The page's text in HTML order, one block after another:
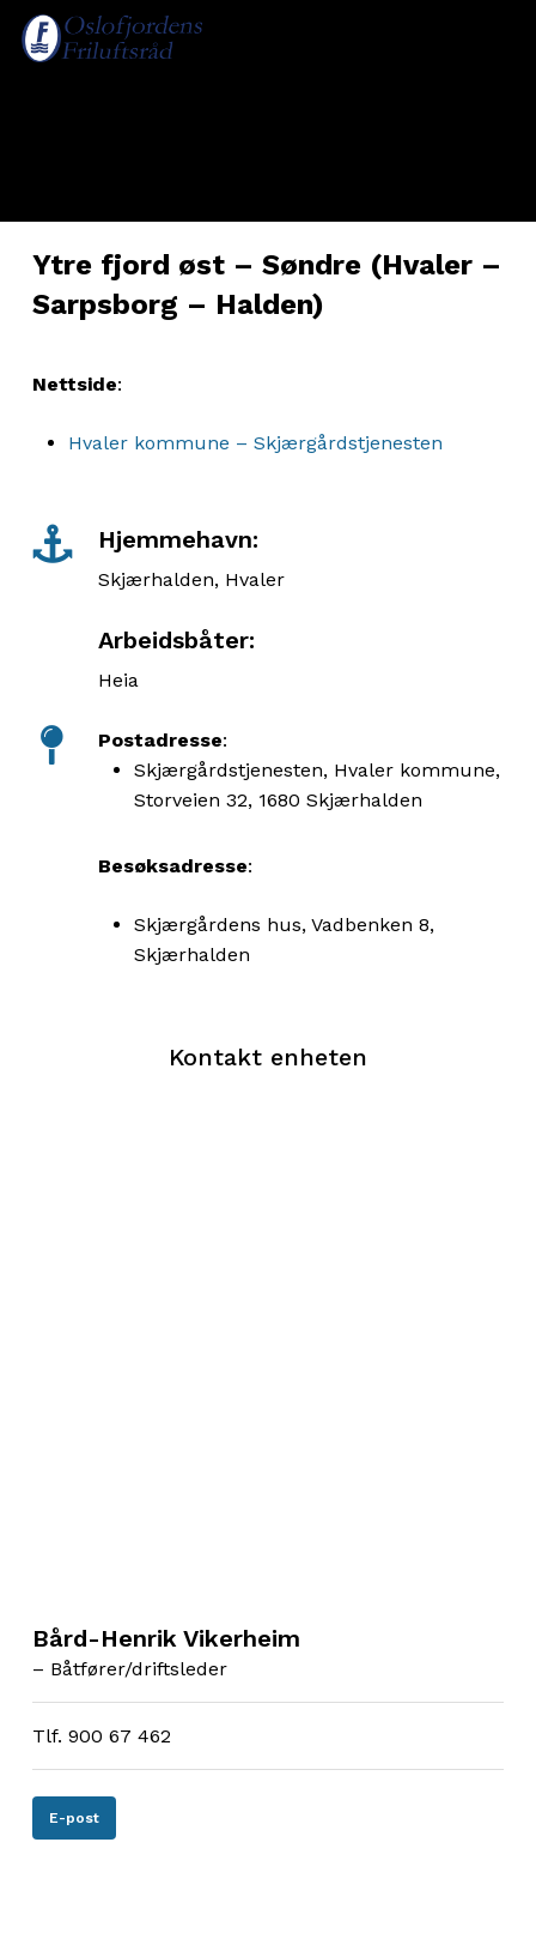
Skip
Ytre fjord øst – Søndre (Hvaler –
Sarpsborg – Halden)
Nettside:
Hvaler kommune – Skjærgårdstjenesten
Hjemmehavn:
Skjærhalden, Hvaler
Arbeidsbåter:
Heia
Postadresse:
Skjærgårdstjenesten, Hvaler kommune,
Storveien 32, 1680 Skjærhalden
Besøksadresse:
Skjærgårdens hus, Vadbenken 8,
Skjærhalden
Kontakt enheten
Bård-Henrik Vikerheim
– Båtfører/driftsleder
Tlf. 900 67 462
E-post